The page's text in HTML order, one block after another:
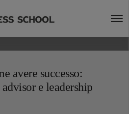
avere successo:
e leadership